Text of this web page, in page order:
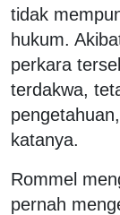
tidak
hukum.
perkara
terdakwa,
katanya.
Rommel
pernah